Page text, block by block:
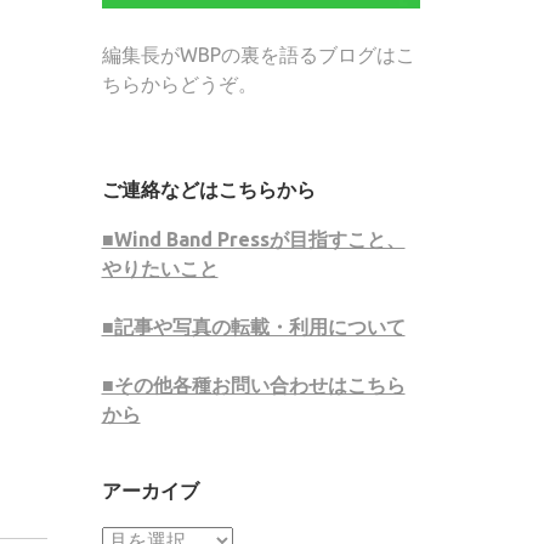
編集長がWBPの裏を語るブログはこ
ちらからどうぞ。
ご連絡などはこちらから
■Wind Band Pressが目指すこと、
やりたいこと
■記事や写真の転載・利用について
■その他各種お問い合わせはこちら
から
アーカイブ
ア